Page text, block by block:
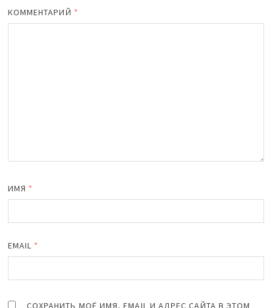
КОММЕНТАРИЙ *
ИМЯ *
EMAIL *
СОХРАНИТЬ МОЁ ИМЯ, EMAIL И АДРЕС САЙТА В ЭТОМ